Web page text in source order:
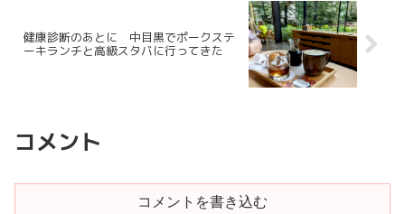
健康診断のあとに 中目黒でポークステ
ーキランチと高級スタバに行ってきた
コメント
コメントを書き込む